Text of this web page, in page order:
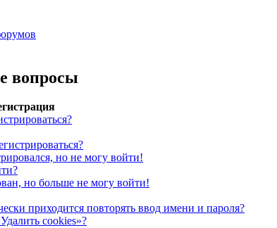
вопросы
но не могу войти!
но больше не могу войти!
приходится повторять ввод имени и пароля?
cookies»?